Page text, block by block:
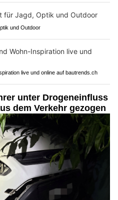
und Outdoor
live und online auf bautrends.ch
unter Drogeneinfluss
dem Verkehr gezogen